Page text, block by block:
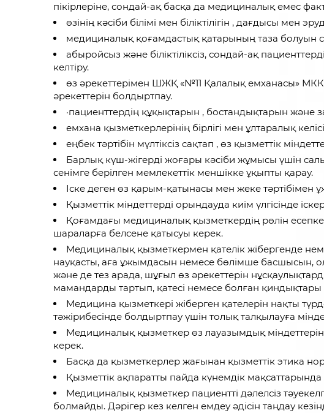
пікірлеріне, сондай-ақ басқа да медициналық емес
өзінің кәсіби білімі мен біліктілігін , дағдысы мен
медициналық қоғамдастық қатарының таза болуын
абыройсыз және біліктіліксіз, сондай-ақ
келтіру.
өз әрекеттерімен ШЖҚ «№11 Қалалық емханасы» МКК
әрекеттерін болдыртпау.
·пациенттердің құқықтарын , бостандықтарын және
емхана қызметкерлерінің бірлігі мен ұлтаралық
еңбек тәртібін мүлтіксіз сақтап , өз қызметтік
Барлық күш-жігерді жоғары кәсіби жұмысы үшін
сенімге берілген мемлекеттік меншікке ұқыпты қарау.
Іске деген өз қарым-қатынасы мен жеке
Қызметтік міндеттерді орындауда киім үлгісінде
Қоғамдағы медициналық қызметкердің рөлін есепке
шараларға белсене қатысуы керек.
Медициналық қызметкермен қателік жібергенде
науқасты, аға ұжымдасын немесе бөлімше басшысын,
және де тез арада, шұғыл өз әрекеттерін
мамандарды тартып, қатесі немесе болған
Медицина қызметкері жіберген қателерін нақты
тәжірибесінде болдыртпау үшін толық талқылауға
Медициналық қызметкер өз лауазымдық
керек.
Басқа да қызметкерлер жағынан қызметтік этика
Қызметтік ақпаратты пайда күнемдік
Медициналық қызметкер пациентті дәлелсіз
болмайды. Дәрігер кез келген емдеу әдісін таңдау